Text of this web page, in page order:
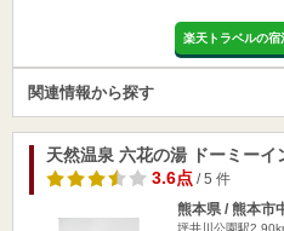
楽天トラベルの宿
関連情報から探す
天然温泉 六花の湯 ドーミーイ
3.6点/ 5 件
熊本県 / 熊本市
坪井川公園駅